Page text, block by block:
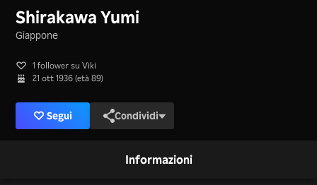
Shirakawa Yumi
Giappone
1 follower su Viki
21 ott 1936 (età 89)
Segui Condividi
Informazioni